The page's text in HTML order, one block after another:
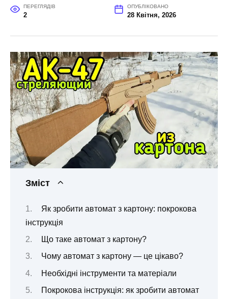
ПЕРЕГЛЯДІВ
2
ОПУБЛІКОВАНО
28 Квітня, 2026
Зміст
Як зробити автомат з картону: покрокова
інструкція
Що таке автомат з картону?
Чому автомат з картону — це цікаво?
Необхідні інструменти та матеріали
Покрокова інструкція: як зробити автомат